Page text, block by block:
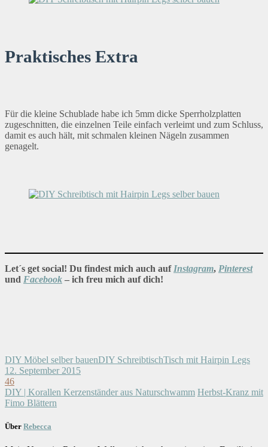
Praktisches Extra
Für die kleine Schublade habe ich 5mm dicke Sperrholzplatten
zugeschnitten, die einzelnen Teile einfach verleimt und zum Schluss,
damit es auch hält, mit schmalen kleinen Nägeln zusammen
genagelt.
Let´s get social! Du findest mich auch auf Instagram, Pinterest
und Facebook – ich freu mich auf dich!
DIY Möbel selber bauenDIY SchreibtischTisch mit Hairpin Legs
12. September 2015
46
DIY | Korallen Kerzenständer aus Naturschwamm Herbst-Kranz mit
Fimo Blättern
Über Rebecca